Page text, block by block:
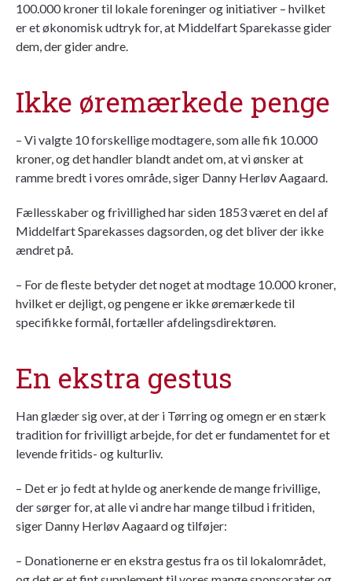
100.000 kroner til lokale foreninger og initiativer – hvilket
er et økonomisk udtryk for, at Middelfart Sparekasse gider
dem, der gider andre.
Ikke øremærkede penge
– Vi valgte 10 forskellige modtagere, som alle fik 10.000
kroner, og det handler blandt andet om, at vi ønsker at
ramme bredt i vores område, siger Danny Herløv Aagaard.
Fællesskaber og frivillighed har siden 1853 været en del af
Middelfart Sparekasses dagsorden, og det bliver der ikke
ændret på.
– For de fleste betyder det noget at modtage 10.000 kroner,
hvilket er dejligt, og pengene er ikke øremærkede til
specifikke formål, fortæller afdelingsdirektøren.
En ekstra gestus
Han glæder sig over, at der i Tørring og omegn er en stærk
tradition for frivilligt arbejde, for det er fundamentet for et
levende fritids- og kulturliv.
– Det er jo fedt at hylde og anerkende de mange frivillige,
der sørger for, at alle vi andre har mange tilbud i fritiden,
siger Danny Herløv Aagaard og tilføjer:
– Donationerne er en ekstra gestus fra os til lokalområdet,